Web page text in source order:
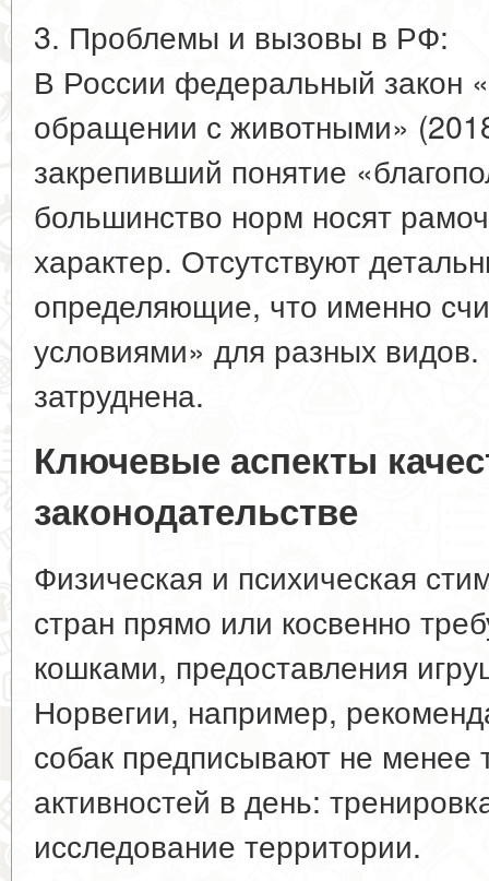
3. Проблемы и вызовы в РФ:
В России федеральный закон
обращении с животными»
закрепивший понятие
большинство норм носят
характер. Отсутствуют
определяющие, что именно
условиями» для разных
затруднена.
Ключевые аспекты
законодательстве
Физическая и психическая
стран прямо или косвенно
кошками, предоставления
Норвегии, например,
собак предписывают не менее
активностей в день:
исследование территории.